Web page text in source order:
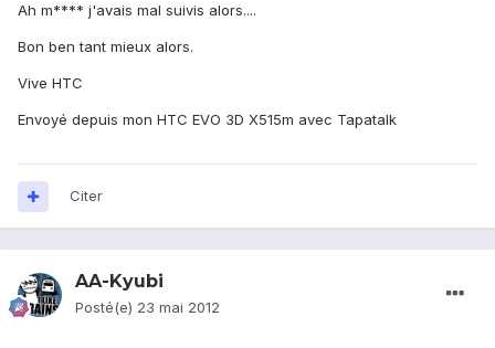
Ah m**** j'avais mal suivis alors....
Bon ben tant mieux alors.
Vive HTC
Envoyé depuis mon HTC EVO 3D X515m avec Tapatalk
Citer
AA-Kyubi
Posté(e) 23 mai 2012